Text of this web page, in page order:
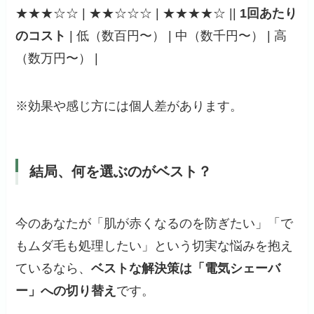
★★★☆☆ | ★★☆☆☆ | ★★★★☆ || 1回あたり
のコスト | 低（数百円〜） | 中（数千円〜） | 高
（数万円〜） |
※効果や感じ方には個人差があります。
結局、何を選ぶのがベスト？
今のあなたが「肌が赤くなるのを防ぎたい」「で
もムダ毛も処理したい」という切実な悩みを抱え
ているなら、ベストな解決策は「電気シェーバ
ー」への切り替え です。